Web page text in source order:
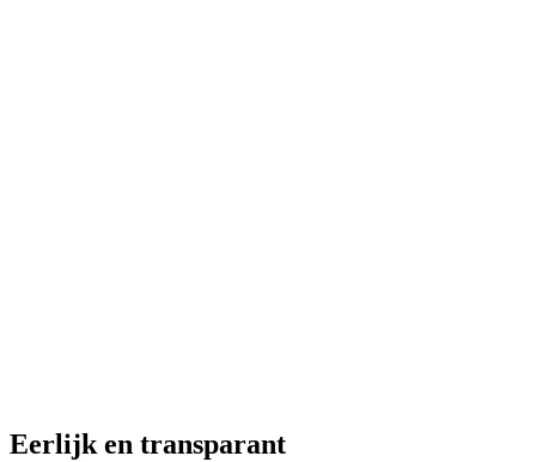
Eerlijk en transparant